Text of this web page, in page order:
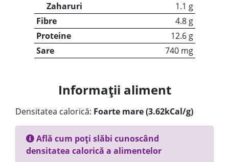
Zaharuri
1.1 g
Fibre
4.8 g
Proteine
12.6 g
Sare
740 mg
Informații aliment
Densitatea calorică: Foarte mare (3.62kCal/g)
Află cum poți slăbi cunoscând
densitatea calorică a alimentelor